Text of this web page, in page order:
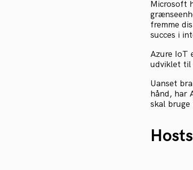
Microsoft
fremme
succes i
Azure IoT
udviklet til
Uanset
hånd, har
skal
Hosts